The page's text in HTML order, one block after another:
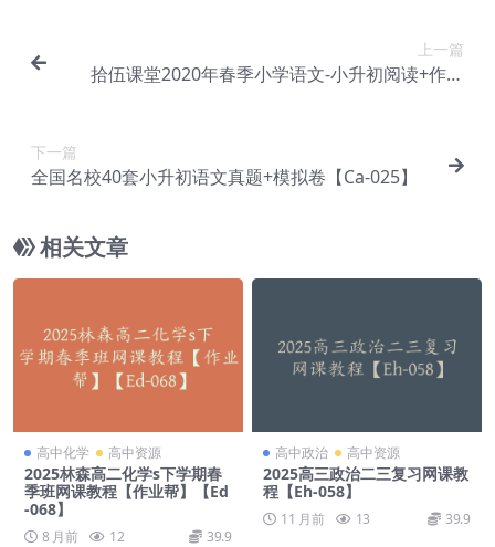
上一篇
拾伍课堂2020年春季小学语文-小升初阅读+作文
下一篇
全国名校40套小升初语文真题+模拟卷【Ca-025】
相关文章
高中化学 高中资源
2025林森高二化学s下学期春
季班网课教程【作业帮】【Ed
-068】
8 月前 12 39.9
高中政治 高中资源
2025高三政治二三复习网课教
程【Eh-058】
11 月前 13 39.9